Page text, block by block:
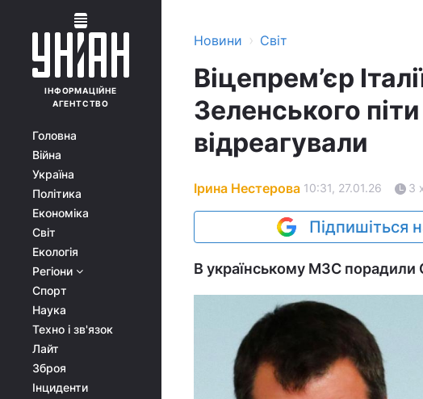
ІНФОРМАЦІЙНЕ
АГЕНТСТВО
Головна
Війна
Україна
Політика
Економіка
Світ
Екологія
Регіони
Спорт
Наука
Техно і зв'язок
Лайт
Зброя
Інциденти
Новини › Світ
Віцепрем’єр
Зеленського
відреагували
Ірина Нестерова 10:31, 27.01.26 3
Підпишіться
В українському МЗС порадили